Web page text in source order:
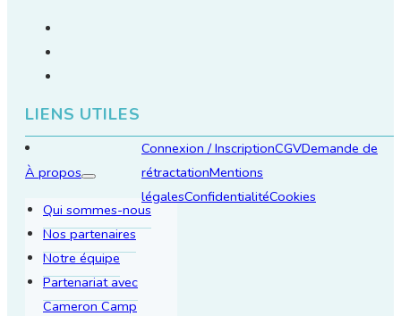
LIENS UTILES
À propos
Qui sommes-nous
Nos partenaires
Notre équipe
Partenariat avec
Cameron Camp
Connexion / InscriptionCGVDemande de
rétractationMentions
légalesConfidentialitéCookies